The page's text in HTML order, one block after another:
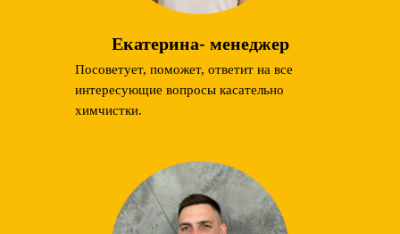
Екатерина- менеджер
Посоветует, поможет, ответит на все
интересующие вопросы касательно
химчистки.